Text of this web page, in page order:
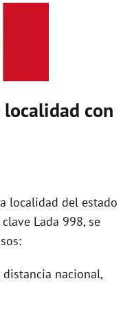
con
localidad del estado
Lada 998, se
nacional,